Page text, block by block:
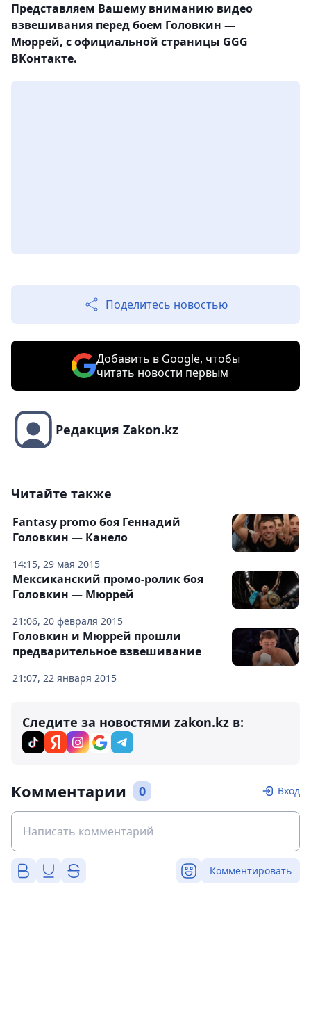
Представляем Вашему вниманию видео
взвешивания перед боем Головкин —
Мюррей, с официальной страницы GGG
ВКонтакте.
Поделитесь новостью
Добавить в Google, чтобы
читать новости первым
Редакция Zakon.kz
Читайте также
14:15, 29 мая 2015
Fantasy promo боя Геннадий
Головкин — Канело
21:06, 20 февраля 2015
Мексиканский промо-ролик боя
Головкин — Мюррей
21:07, 22 января 2015
Головкин и Мюррей прошли
предварительное взвешивание
Следите за новостями zakon.kz в:
Комментарии 0 Вход
Комментировать